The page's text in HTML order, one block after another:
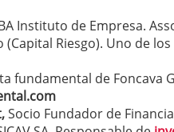
Instituto de Empresa.
(Capital Riesgo). Uno de
fundamental de Foncava
Socio Fundador de